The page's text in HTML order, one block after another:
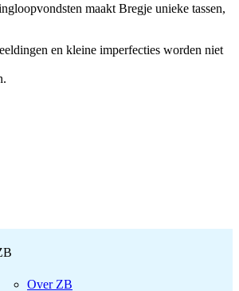
maakt Bregje unieke tassen,
en kleine imperfecties worden niet
Over ZB